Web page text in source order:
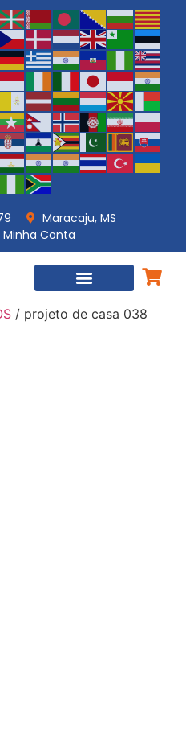
Maracaju, MS
Minha Conta
/ projeto de casa 038